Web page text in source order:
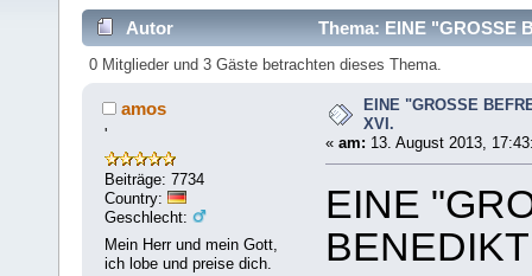
Autor Thema: EINE "GROSSE
0 Mitglieder und 3 Gäste betrachten dieses Thema.
amos
'
Beiträge: 7734
Country:
Geschlecht:
Mein Herr und mein Gott,
ich lobe und preise dich.
EINE "GROSSE
XVI.
« am: 13. August 2013,
EINE